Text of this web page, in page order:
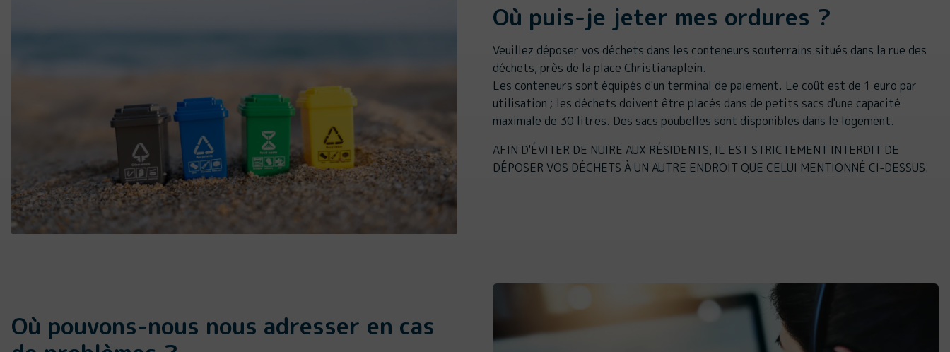
Où puis-je jeter mes ordures ?
Veuillez déposer vos déchets dans les conteneurs souterrains situés dans la rue des
déchets, près de la place Christianaplein.
Les conteneurs sont équipés d'un terminal de paiement. Le coût est de 1 euro par
utilisation ; les déchets doivent être placés dans de petits sacs d'une capacité
maximale de 30 litres. Des sacs poubelles sont disponibles dans le logement.
AFIN D'ÉVITER DE NUIRE AUX RÉSIDENTS, IL EST STRICTEMENT INTERDIT DE
DÉPOSER VOS DÉCHETS À UN AUTRE ENDROIT QUE CELUI MENTIONNÉ CI-DESSUS.
Où pouvons-nous nous adresser en cas